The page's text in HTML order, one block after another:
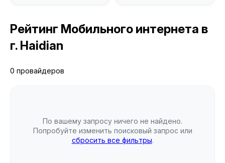
Рейтинг Мобильного интернета в
г. Haidian
0 провайдеров
По вашему запросу ничего не найдено.
Попробуйте изменить поисковый запрос или
сбросить все фильтры.